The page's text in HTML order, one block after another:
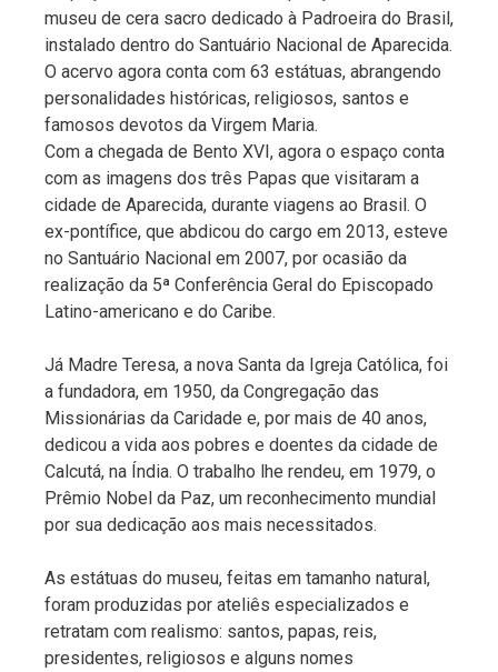
museu de cera sacro dedicado à Padroeira do Brasil,
instalado dentro do Santuário Nacional de Aparecida.
O acervo agora conta com 63 estátuas, abrangendo
personalidades históricas, religiosos, santos e
famosos devotos da Virgem Maria.
Com a chegada de Bento XVI, agora o espaço conta
com as imagens dos três Papas que visitaram a
cidade de Aparecida, durante viagens ao Brasil. O
ex-pontífice, que abdicou do cargo em 2013, esteve
no Santuário Nacional em 2007, por ocasião da
realização da 5ª Conferência Geral do Episcopado
Latino-americano e do Caribe.
Já Madre Teresa, a nova Santa da Igreja Católica, foi
a fundadora, em 1950, da Congregação das
Missionárias da Caridade e, por mais de 40 anos,
dedicou a vida aos pobres e doentes da cidade de
Calcutá, na Índia. O trabalho lhe rendeu, em 1979, o
Prêmio Nobel da Paz, um reconhecimento mundial
por sua dedicação aos mais necessitados.
As estátuas do museu, feitas em tamanho natural,
foram produzidas por ateliês especializados e
retratam com realismo: santos, papas, reis,
presidentes, religiosos e alguns nomes